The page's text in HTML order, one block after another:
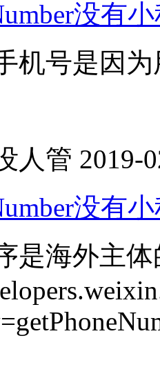
没有
机号是因
人管 2019-
没有
是海外主